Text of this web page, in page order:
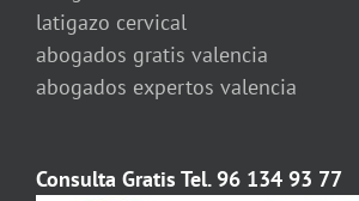
latigazo cervical
abogados gratis valencia
abogados expertos valencia
Consulta Gratis Tel. 96 134 93 77